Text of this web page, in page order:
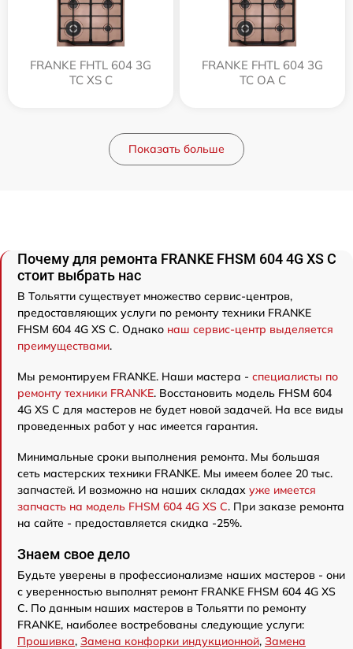
FRANKE FHTL 604 3G
TC XS C
FRANKE FHTL 604 3G
TC OA C
Показать больше
Почему для ремонта FRANKE FHSM 604 4G XS C
стоит выбрать нас
В Тольятти существует множество сервис-центров,
предоставляющих услуги по ремонту техники FRANKE
FHSM 604 4G XS C. Однако наш сервис-центр выделяется
преимуществами.
Мы ремонтируем FRANKE. Наши мастера - специалисты по
ремонту техники FRANKE. Восстановить модель FHSM 604
4G XS C для мастеров не будет новой задачей. На все виды
проведенных работ у нас имеется гарантия.
Минимальные сроки выполнения ремонта. Мы большая
сеть мастерских техники FRANKE. Мы имеем более 20 тыс.
запчастей. И возможно на наших складах уже имеется
запчасть на модель FHSM 604 4G XS C. При заказе ремонта
на сайте - предоставляется скидка -25%.
Знаем свое дело
Будьте уверены в профессионализме наших мастеров - они
с уверенностью выполнят ремонт FRANKE FHSM 604 4G XS
C. По данным наших мастеров в Тольятти по ремонту
FRANKE, наиболее востребованы следующие услуги:
Прошивка, Замена конфорки индукционной, Замена